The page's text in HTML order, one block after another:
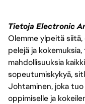
Tietoja Electronic
Olemme ylpeitä
pelejä ja
mahdollisuuksia
sopeutumiskykyä,
Johtaminen, joka
oppimiselle ja